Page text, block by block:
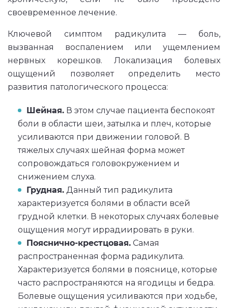
своевременное лечение.
Ключевой симптом радикулита — боль,
вызванная воспалением или ущемлением
нервных корешков. Локализация болевых
ощущений позволяет определить место
развития патологического процесса:
Шейная. В этом случае пациента беспокоят
боли в области шеи, затылка и плеч, которые
усиливаются при движении головой. В
тяжелых случаях шейная форма может
сопровождаться головокружением и
снижением слуха.
Грудная. Данный тип радикулита
характеризуется болями в области всей
грудной клетки. В некоторых случаях болевые
ощущения могут иррадиировать в руки.
Пояснично-крестцовая. Самая
распространенная форма радикулита.
Характеризуется болями в пояснице, которые
часто распространяются на ягодицы и бедра.
Болевые ощущения усиливаются при ходьбе,